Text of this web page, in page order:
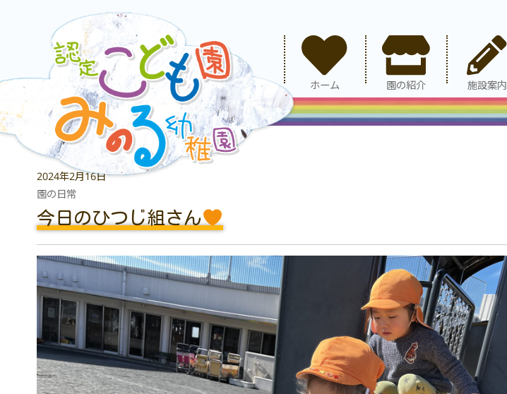
ホーム 園の紹介 施設案内
2024年2月16日
園の日常
今日のひつじ組さん